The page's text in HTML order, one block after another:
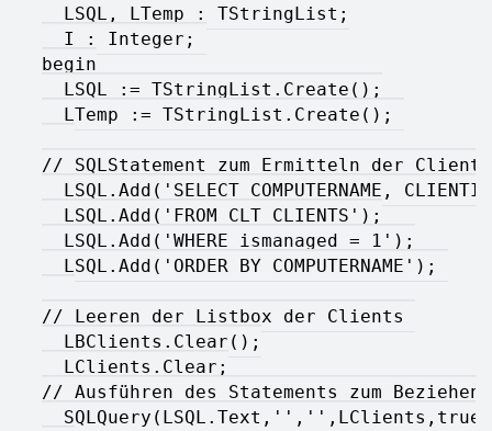
LSQL, LTemp : TStringList;
I : Integer;
begin
LSQL := TStringList.Create();
LTemp := TStringList.Create();
// SQLStatement zum Ermitteln der Clients
LSQL.Add('SELECT COMPUTERNAME,
LSQL.Add('FROM CLT_CLIENTS');
LSQL.Add('WHERE ismanaged = 1');
LSQL.Add('ORDER BY COMPUTERNAME');
// Leeren der Listbox der Clients
LBClients.Clear();
LClients.Clear;
// Ausführen des Statements zum